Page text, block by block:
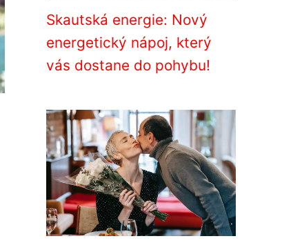
Skautská energie: Nový
energetický nápoj, který
vás dostane do pohybu!